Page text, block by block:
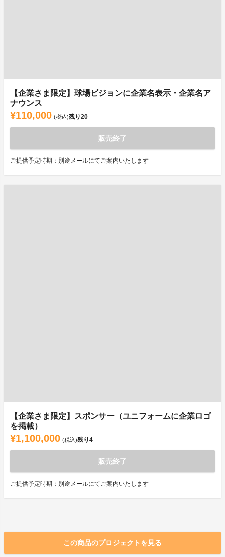
【企業さま限定】球場ビジョンに企業名表示・企業名ア
ナウンス
¥110,000 (税込)残り20
販売終了
ご提供予定時期：別途メールにてご案内いたします
【企業さま限定】スポンサー（ユニフォームに企業ロゴ
を掲載）
¥1,100,000 (税込)残り4
販売終了
ご提供予定時期：別途メールにてご案内いたします
この商品のプロジェクトを見る